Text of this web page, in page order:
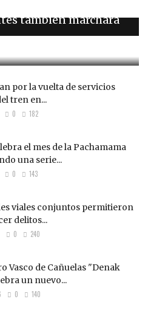
también marchará
por la vuelta de servicios
tren en...
0 182
el mes de la Pachamama
una serie...
0 143
viales conjuntos permitieron
delitos...
0 240
Vasco de Cañuelas "Denak
un nuevo...
0 140